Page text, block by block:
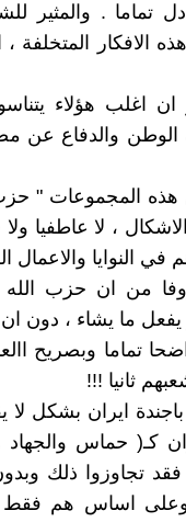
تماما . والمثير
الافكار المتخلفة
ان اغلب هؤلاء
الوطن والدفاع عن
المجموعات " حزب
، لا عاطفيا
النوايا والاعمال
من ان حزب الله
يفعل ما يشاء ، دون
تماما وبصريح
ثانيا !!!
ايران بشكل لا
كـ( حماس والجهاد
فقد تجاوزوا ذلك
وعلى اساس هم فقط